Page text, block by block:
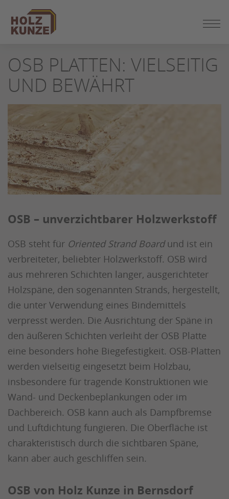
SEITENINHALT
SPRINGEN
OSB PLATTEN: VIELSEITIG
UND BEWÄHRT
OSB – unverzichtbarer Holzwerkstoff
OSB steht für Oriented Strand Boardund ist ein
verbreiteter, beliebter Holzwerkstoff. OSB wird
aus mehreren Schichten langer, ausgerichteter
Holzspäne, den sogenannten Strands, hergestellt,
die unter Verwendung eines Bindemittels
verpresst werden. Die Ausrichtung der Späne in
den äußeren Schichten verleiht der OSB Platte
eine besonders hohe Biegefestigkeit. OSB-Platten
werden vielseitig eingesetzt beim Holzbau,
insbesondere für tragende Konstruktionen wie
Wand- und Deckenbeplankungen oder im
Dachbereich. OSB kann auch als Dampfbremse
und Luftdichtung fungieren. Die Oberfläche ist
charakteristisch durch die sichtbaren Späne,
kann aber auch geschliffen sein.
OSB von Holz Kunze in Bernsdorf